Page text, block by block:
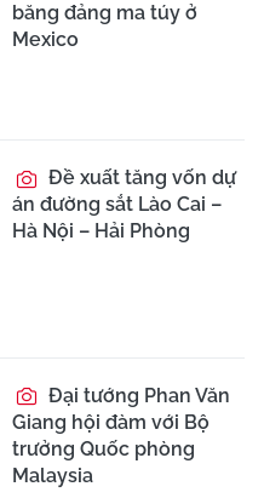
băng đảng ma túy ở
Mexico
Đề xuất tăng vốn dự
án đường sắt Lào Cai –
Hà Nội – Hải Phòng
Đại tướng Phan Văn
Giang hội đàm với Bộ
trưởng Quốc phòng
Malaysia